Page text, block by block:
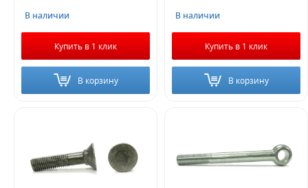
В наличии
Купить в 1 клик
В корзину
В наличии
Купить в 1 клик
В корзину